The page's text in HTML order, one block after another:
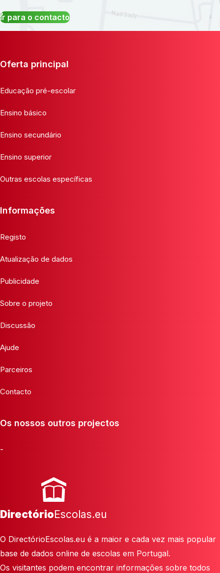
Ir para o contacto
Oferta principal
Educação pré-escolar
Ensino básico
Ensino secundário
Ensino superior
Outras escolas específicas
Informações
Registo
Atualização de dados
Publicidade
Sobre o projeto
Discussão
Ajude
Parceiros
Contacto
Os nossos outros projectos
-
DirectórioEscolas.eu
O DirectórioEscolas.eu é a maior e cada vez mais popular
base de dados online de escolas em Portugal.
Os visitantes podem encontrar informações sobre todos